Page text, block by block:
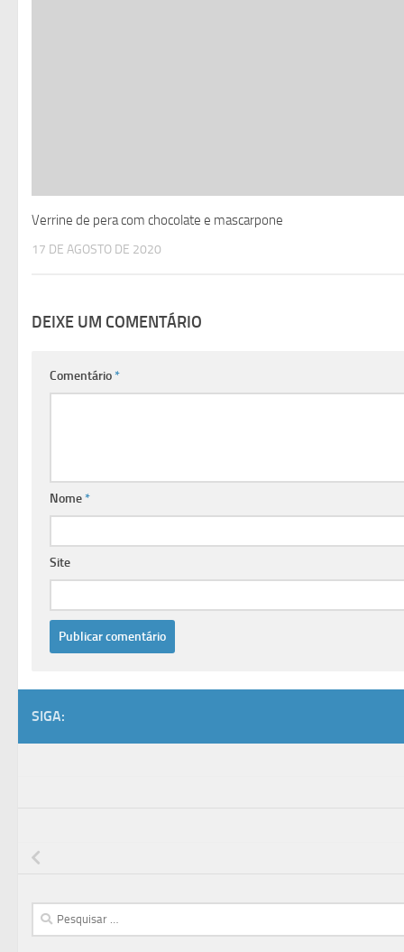
Verrine de pera com chocolate e mascarpone
17 DE AGOSTO DE 2020
DEIXE UM COMENTÁRIO
Comentário*
Nome*
Site
SIGA:
Pesquisar
por: